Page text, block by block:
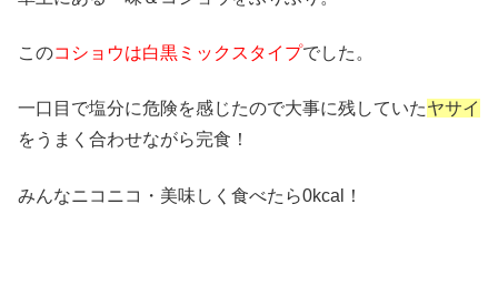
このコショウは白黒ミックスタイプでした。
一口目で塩分に危険を感じたので大事に残していたヤサイ
をうまく合わせながら完食！
みんなニコニコ・美味しく食べたら0kcal！